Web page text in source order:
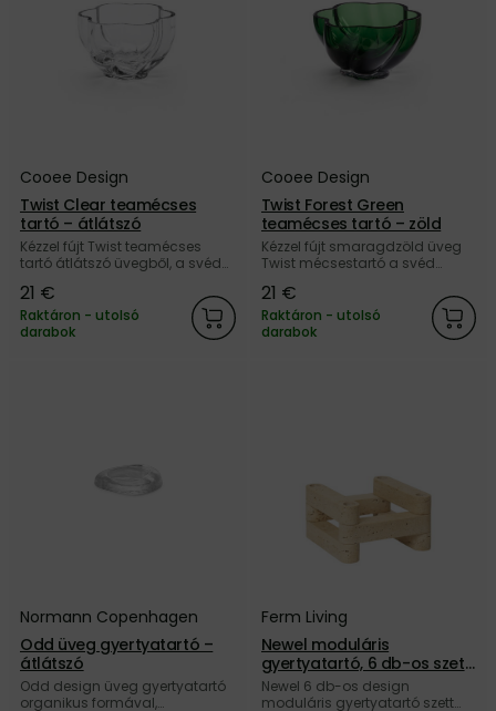
Cooee Design
Twist Clear teamécses
tartó – átlátszó
Kézzel fújt Twist teamécses
tartó átlátszó üvegből, a svéd
21 €
Raktáron - utolsó
darabok
Cooee Design
Twist Forest Green
teamécses tartó – zöld
Kézzel fújt smaragdzöld üveg
Twist mécsestartó a svéd
21 €
Raktáron - utolsó
darabok
Normann Copenhagen
Odd üveg gyertyatartó –
átlátszó
Odd design üveg gyertyatartó
organikus formával,
Ferm Living
Newel moduláris
gyertyatartó, 6 db-os szett
– travertin
Newel 6 db-os design
moduláris gyertyatartó szett